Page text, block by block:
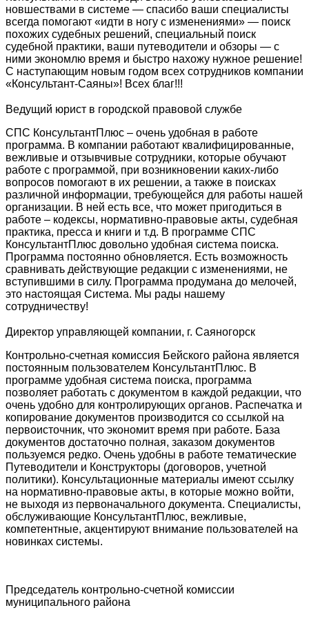
новшествами в системе — спасибо ваши специалисты
всегда помогают «идти в ногу с изменениями» — поиск
похожих судебных решений, специальный поиск
судебной практики, ваши путеводители и обзоры — с
ними экономлю время и быстро нахожу нужное решение!
С наступающим новым годом всех сотрудников компании
«Консультант-Саяны»! Всех благ!!!
Ведущий юрист в городской правовой службе
СПС КонсультантПлюс – очень удобная в работе
программа. В компании работают квалифицированные,
вежливые и отзывчивые сотрудники, которые обучают
работе с программой, при возникновении каких-либо
вопросов помогают в их решении, а также в поисках
различной информации, требующейся для работы нашей
организации. В ней есть все, что может пригодиться в
работе – кодексы, нормативно-правовые акты, судебная
практика, пресса и книги и т.д. В программе СПС
КонсультантПлюс довольно удобная система поиска.
Программа постоянно обновляется. Есть возможность
сравнивать действующие редакции с изменениями, не
вступившими в силу. Программа продумана до мелочей,
это настоящая Система. Мы рады нашему
сотрудничеству!
Директор управляющей компании, г. Саяногорск
Контрольно-счетная комиссия Бейского района является
постоянным пользователем КонсультантПлюс. В
программе удобная система поиска, программа
позволяет работать с документом в каждой редакции, что
очень удобно для контролирующих органов. Распечатка и
копирование документов производится со ссылкой на
первоисточник, что экономит время при работе. База
документов достаточно полная, заказом документов
пользуемся редко. Очень удобны в работе тематические
Путеводители и Конструкторы (договоров, учетной
политики). Консультационные материалы имеют ссылку
на нормативно-правовые акты, в которые можно войти,
не выходя из первоначального документа. Специалисты,
обслуживающие КонсультантПлюс, вежливые,
компетентные, акцентируют внимание пользователей на
новинках системы.
Председатель контрольно-счетной комиссии
муниципального района